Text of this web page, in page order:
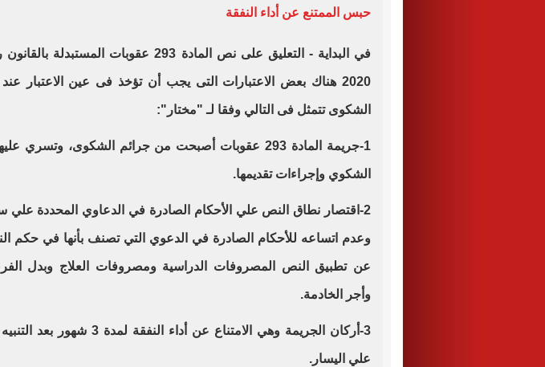
حبس الممتنع عن أداء النفقة
2020 هناك بعض الاعتبارات التى يجب أن تؤخذ فى عين الاعتبار عند
الشكوى تتمثل فى التالي وفقا لـ "مختار":
1-جريمة المادة 293 عقوبات أصبحت من جرائم الشكوى، وتسري
الشكوي وإجراءات تقديمها.
2-اقتصار نطاق النص علي الأحكام الصادرة في الدعاوي المحددة علي
وعدم اتساعه للأحكام الصادرة في الدعوي التي تصنف بأنها في حكم
عن تطبيق النص المصروفات الدراسية ومصروفات العلاج وبدل
وأجر الخادمة.
3-أركان الجريمة وهي الامتناع عن أداء النفقة
علي اليسار.